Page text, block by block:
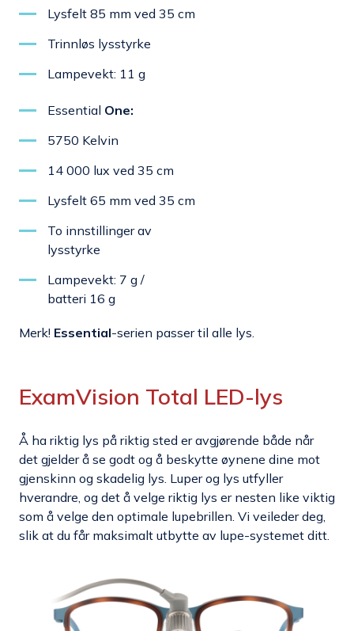
Lysfelt 85 mm ved 35 cm
Trinnløs lysstyrke
Lampevekt: 11 g
Essential One:
5750 Kelvin
14 000 lux ved 35 cm
Lysfelt 65 mm ved 35 cm
To innstillinger av
lysstyrke
Lampevekt: 7 g /
batteri 16 g
Merk! Essential-serien passer til alle lys.
ExamVision Total LED-lys
Å ha riktig lys på riktig sted er avgjørende både når
det gjelder å se godt og å beskytte øynene dine mot
gjenskinn og skadelig lys. Luper og lys utfyller
hverandre, og det å velge riktig lys er nesten like viktig
som å velge den optimale lupebrillen. Vi veileder deg,
slik at du får maksimalt utbytte av lupe-systemet ditt.